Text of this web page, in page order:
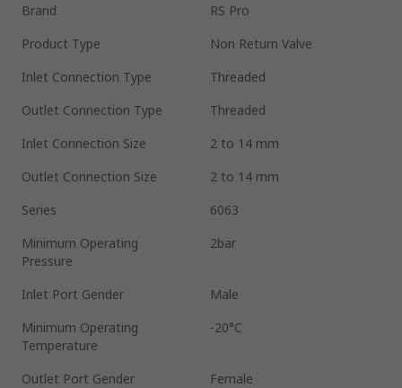
Brand
RS Pro
Product Type
Non Return Valve
Inlet Connection Type
Threaded
Outlet Connection Type
Threaded
Inlet Connection Size
2 to 14 mm
Outlet Connection Size
2 to 14 mm
Series
6063
Minimum Operating
Pressure
2bar
Inlet Port Gender
Male
Minimum Operating
Temperature
-20°C
Outlet Port Gender
Female